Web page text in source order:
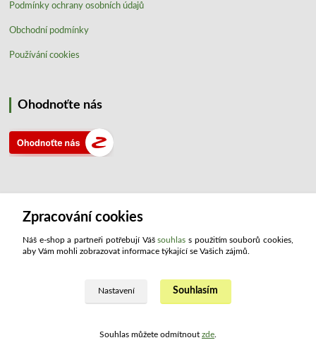
Podmínky ochrany osobních údajů
Obchodní podmínky
Používání cookies
Ohodnoťte nás
Kontakty
ATLAS drogerie ®
+420 321 734 109
(Po - Pá, 8:00 - 15:30)
Zpracování cookies
Náš e-shop a partneři potřebují Vášsouhlas s použitím souborů cookies,
aby Vám mohli zobrazovat informace týkající se Vašich zájmů.
Nastavení Souhlasím
Souhlas můžete odmítnout zde.